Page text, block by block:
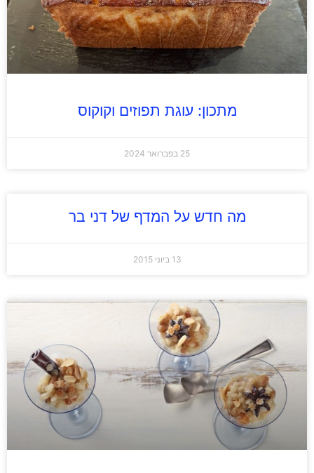
מתכון: עוגת תפוזים וקוקוס
25 בפברואר 2024
מה חדש על המדף של דני בר
13 ביוני 2015